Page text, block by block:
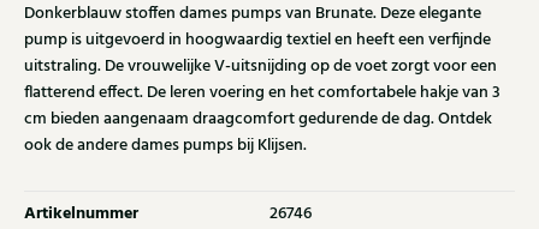
Donkerblauw stoffen dames pumps van Brunate. Deze elegante
pump is uitgevoerd in hoogwaardig textiel en heeft een verfijnde
uitstraling. De vrouwelijke V-uitsnijding op de voet zorgt voor een
flatterend effect. De leren voering en het comfortabele hakje van 3
cm bieden aangenaam draagcomfort gedurende de dag. Ontdek
ook de andere dames pumps bij Klijsen.
Artikelnummer 26746